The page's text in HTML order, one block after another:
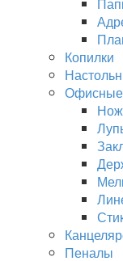
Копилки
Офисные
Пеналы